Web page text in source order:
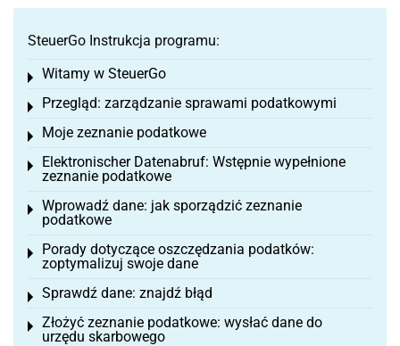
SteuerGo Instrukcja programu:
Witamy w SteuerGo
Toggle menu
Przegląd: zarządzanie sprawami podatkowymi
Toggle menu
Moje zeznanie podatkowe
Toggle menu
Elektronischer Datenabruf: Wstępnie wypełnione
zeznanie podatkowe
Toggle menu
Wprowadź dane: jak sporządzić zeznanie
podatkowe
Toggle menu
Porady dotyczące oszczędzania podatków:
zoptymalizuj swoje dane
Toggle menu
Sprawdź dane: znajdź błąd
Toggle menu
Złożyć zeznanie podatkowe: wysłać dane do
urzędu skarbowego
Toggle menu